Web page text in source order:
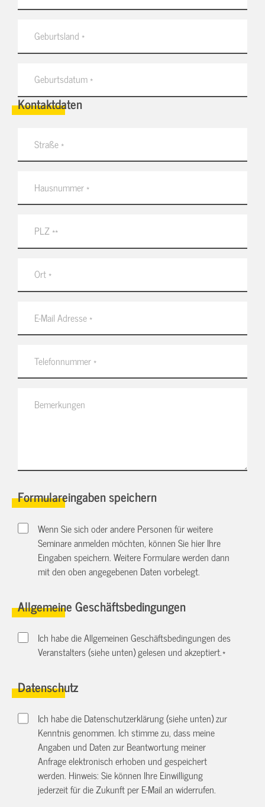
Kontaktdaten
Formulareingaben speichern
Wenn Sie sich oder andere Personen für weitere
Seminare anmelden möchten, können Sie hier Ihre
Eingaben speichern. Weitere Formulare werden dann
mit den oben angegebenen Daten vorbelegt.
Allgemeine Geschäftsbedingungen
Ich habe die Allgemeinen Geschäftsbedingungen des
Veranstalters (siehe unten) gelesen und akzeptiert.*
Datenschutz
Ich habe die Datenschutzerklärung (siehe unten) zur
Kenntnis genommen. Ich stimme zu, dass meine
Angaben und Daten zur Beantwortung meiner
Anfrage elektronisch erhoben und gespeichert
werden. Hinweis: Sie können Ihre Einwilligung
jederzeit für die Zukunft per E-Mail anwiderrufen.